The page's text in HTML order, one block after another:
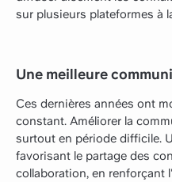
sur plusieurs plateformes à
Une meilleure
Ces dernières années ont
constant. Améliorer la
surtout en période difficile.
favorisant le partage des
collaboration, en renforçant